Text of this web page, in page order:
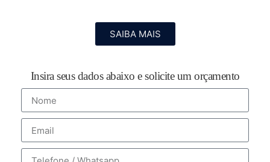
SAIBA MAIS
Insira seus dados abaixo e solicite um orçamento